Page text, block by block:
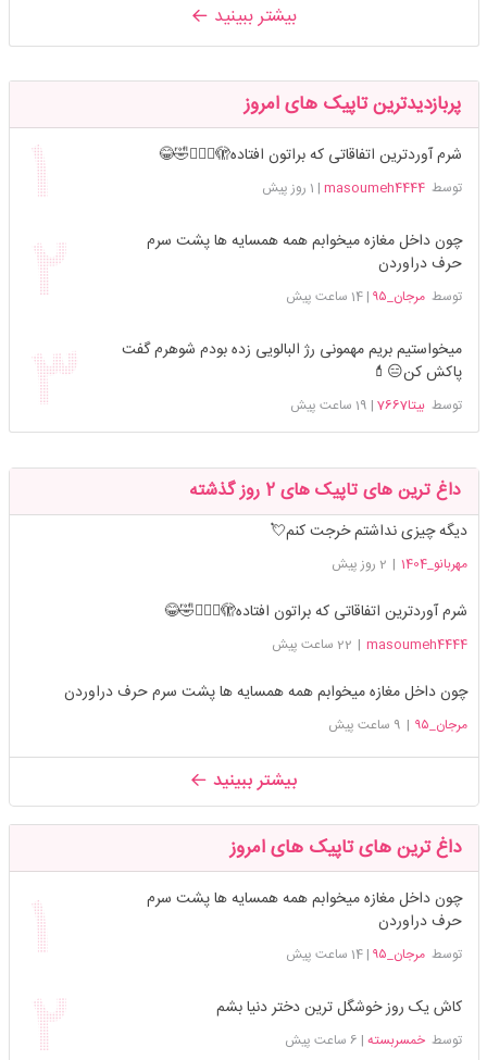
بیشتر ببینید
پربازدیدترین تاپیک های امروز
شرم آوردترین اتفاقاتی که براتون افتاده🫣🤦🏻‍♀️🤣😂
توسطmasoumeh4444
| 1 روز پیش
چون داخل مغازه میخوابم همه همسایه ها پشت سرم
حرف دراوردن
توسطمرجان_۹۵ |14 ساعت پیش
میخواستیم بریم مهمونی رژ البالویی زده بودم شوهرم گفت
پاکش کن😑💄
توسطبیتا7667 | 19 ساعت پیش
داغ ترین های تاپیک های 2 روز گذشته
دیگه چیزی نداشتم خرجت کنم💘
مهربانو_1404 | 2 روز پیش
شرم آوردترین اتفاقاتی که براتون افتاده🫣🤦🏻‍♀️🤣😂
masoumeh4444
| 22 ساعت پیش
چون داخل مغازه میخوابم همه همسایه ها پشت سرم حرف دراوردن
مرجان_۹۵ | 9 ساعت پیش
بیشتر ببینید
داغ ترین های تاپیک های امروز
چون داخل مغازه میخوابم همه همسایه ها پشت سرم
حرف دراوردن
توسطمرجان_۹۵ |14 ساعت پیش
کاش یک روز خوشگل ترین دختر دنیا بشم
توسطخمسربسته | 6 ساعت پیش